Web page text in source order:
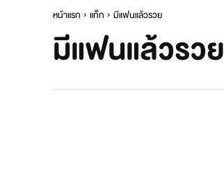
หน้าแรก แท็ก มีแฟนแล้วรวย
มีแฟนแล้วรวย